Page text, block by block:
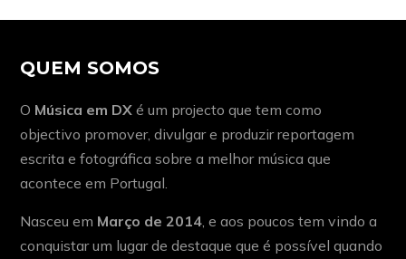
QUEM SOMOS
O Música em DX é um projecto que tem como
objectivo promover, divulgar e produzir reportagem
escrita e fotográfica sobre a melhor música que
acontece em Portugal.
Nasceu em Março de 2014, e aos poucos tem vindo a
conquistar um lugar de destaque que é possível quando